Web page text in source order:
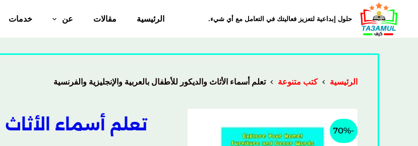
حلول إبداعية لتعزيز فعاليتك في التعامل مع أي شيء. الرئيسية مقالات عن خدمات
الرئيسية كتب متنوعة تعلم أسماء الأثاث والديكور للأطفال بالعربية والإنجليزية والفرنسية
-70%
تعلم أسماء الأثاث